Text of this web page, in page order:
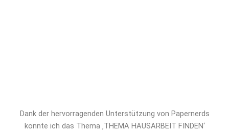
Dank der hervorragenden Unterstützung von Papernerds
konnte ich das Thema ‚THEMA HAUSARBEIT FINDEN‘